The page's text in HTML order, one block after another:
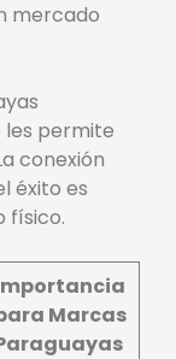
mercado
les permite
conexión
éxito es
físico.
Marcas